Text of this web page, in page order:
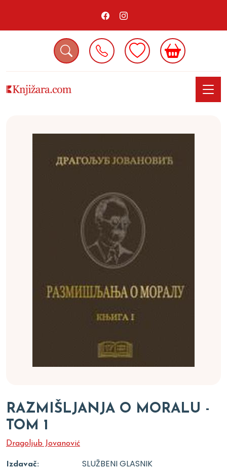
RAZMIŠLJANJA O MORALU -
TOM 1
Dragoljub Jovanović
Izdavač: SLUŽBENI GLASNIK